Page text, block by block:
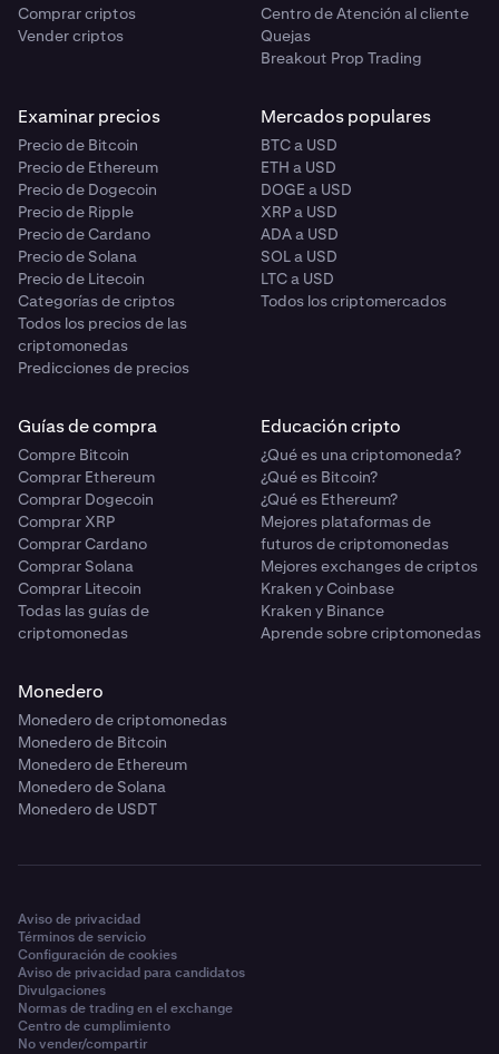
Comprar criptos
Vender criptos
Centro de Atención al cliente
Quejas
Breakout Prop Trading
Examinar precios
Precio de Bitcoin
Precio de Ethereum
Precio de Dogecoin
Precio de Ripple
Precio de Cardano
Precio de Solana
Precio de Litecoin
Categorías de criptos
Todos los precios de las
criptomonedas
Predicciones de precios
Mercados populares
BTC a USD
ETH a USD
DOGE a USD
XRP a USD
ADA a USD
SOL a USD
LTC a USD
Todos los criptomercados
Guías de compra
Compre Bitcoin
Comprar Ethereum
Comprar Dogecoin
Comprar XRP
Comprar Cardano
Comprar Solana
Comprar Litecoin
Todas las guías de
criptomonedas
Educación cripto
¿Qué es una criptomoneda?
¿Qué es Bitcoin?
¿Qué es Ethereum?
Mejores plataformas de
futuros de criptomonedas
Mejores exchanges de criptos
Kraken y Coinbase
Kraken y Binance
Aprende sobre criptomonedas
Monedero
Monedero de criptomonedas
Monedero de Bitcoin
Monedero de Ethereum
Monedero de Solana
Monedero de USDT
Aviso de privacidad
Términos de servicio
Configuración de cookies
Aviso de privacidad para candidatos
Divulgaciones
Normas de trading en el exchange
Centro de cumplimiento
No vender/compartir